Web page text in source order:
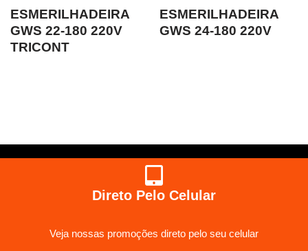
ESMERILHADEIRA
GWS 22-180 220V
TRICONT
ESMERILHADEIRA
GWS 24-180 220V
Direto Pelo Celular
Veja nossas promoções direto pelo seu celular